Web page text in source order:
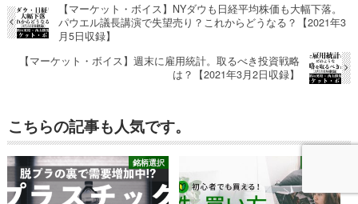
【マーケット・ボイス】NYダウも日経平均株価も大幅下落。
パウエル議長講演で失望売り？これからどうなる？【2021年3
月5日収録】
【マーケット・ボイス】週末に雇用統計。取るべき投資戦略
は？【2021年3月2日収録】
こちらの記事も人気です。
銘柄選択